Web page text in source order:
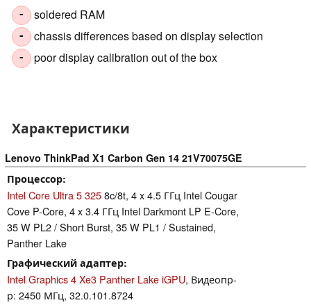
- soldered RAM
- chassis differences based on display selection
- poor display calibration out of the box
Характеристики
Lenovo ThinkPad X1 Carbon Gen 14 21V70075GE
Процессор
Intel Core Ultra 5 3258c/8t, 4 x 4.5 ГГц Intel Cougar
Cove P-Core, 4 x 3.4 ГГц Intel Darkmont LP E-Core,
35 W PL2 / Short Burst, 35 W PL1 / Sustained,
Panther Lake
Графический адаптер
Intel Graphics 4 Xe3 Panther Lake iGPU, Видеопр-
р: 2450 МГц, 32.0.101.8724